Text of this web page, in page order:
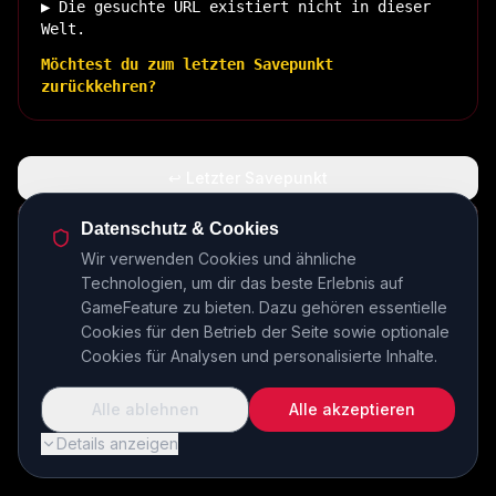
▶ Die gesuchte URL existiert nicht in dieser
Welt.
Möchtest du zum letzten Savepunkt
zurückkehren?
🏠 Zurück zur Basis
INSERT COIN TO CONTINUE...
Datenschutz & Cookies
Wir verwenden Cookies und ähnliche
Technologien, um dir das beste Erlebnis auf
GameFeature zu bieten. Dazu gehören essentielle
Cookies für den Betrieb der Seite sowie optionale
Cookies für Analysen und personalisierte Inhalte.
Details anzeigen
Alle ablehnen Alle akzeptieren